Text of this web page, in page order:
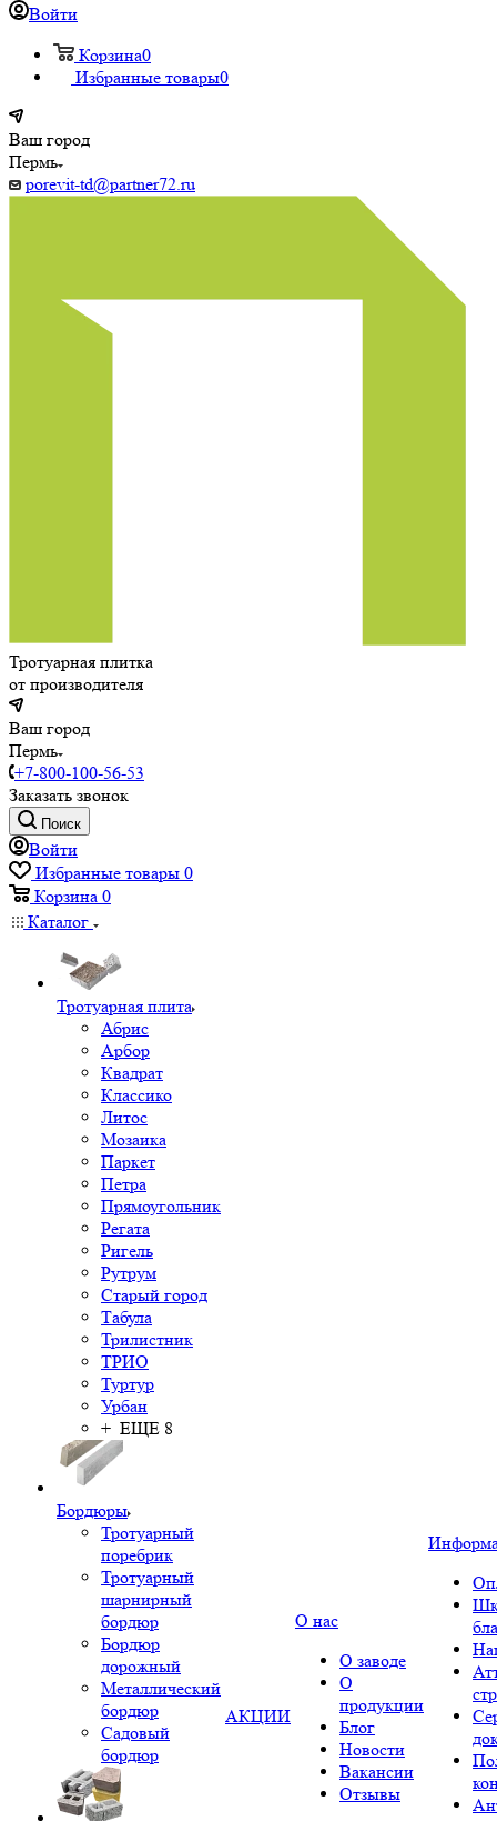
Войти
Корзина0
Избранные товары0
Ваш город
Пермь
porevit-td@partner72.ru
Тротуарная плитка
от производителя
Ваш город
Пермь
+7-800-100-56-53
Заказать звонок
Поиск
Войти
Избранные товары 0
Корзина 0
Каталог
Тротуарная плита
Абрис
Арбор
Квадрат
Классико
Литос
Мозаика
Паркет
Петра
Прямоугольник
Регата
Ригель
Рутрум
Старый город
Табула
Трилистник
ТРИО
Туртур
Урбан
+ ЕЩЕ 8
Бордюры
Тротуарный
поребрик
Тротуарный
шарнирный
бордюр
Бордюр
дорожный
Металлический
бордюр
Садовый
бордюр
АКЦИИ
О нас
О заводе
О
продукции
Блог
Новости
Вакансии
Отзывы